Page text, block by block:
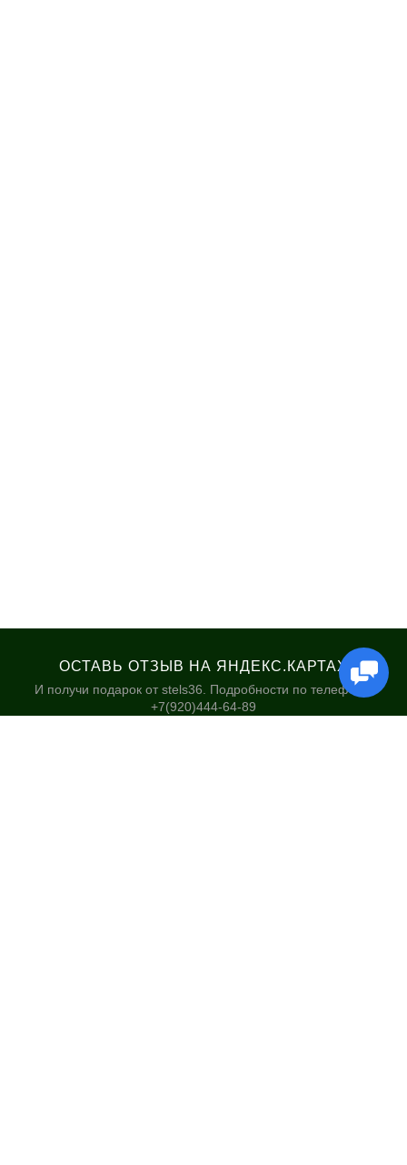
ОСТАВЬ ОТЗЫВ НА ЯНДЕКС.КАРТАХ
И получи подарок от stels36. Подробности по телефону:
+7(920)444-64-89